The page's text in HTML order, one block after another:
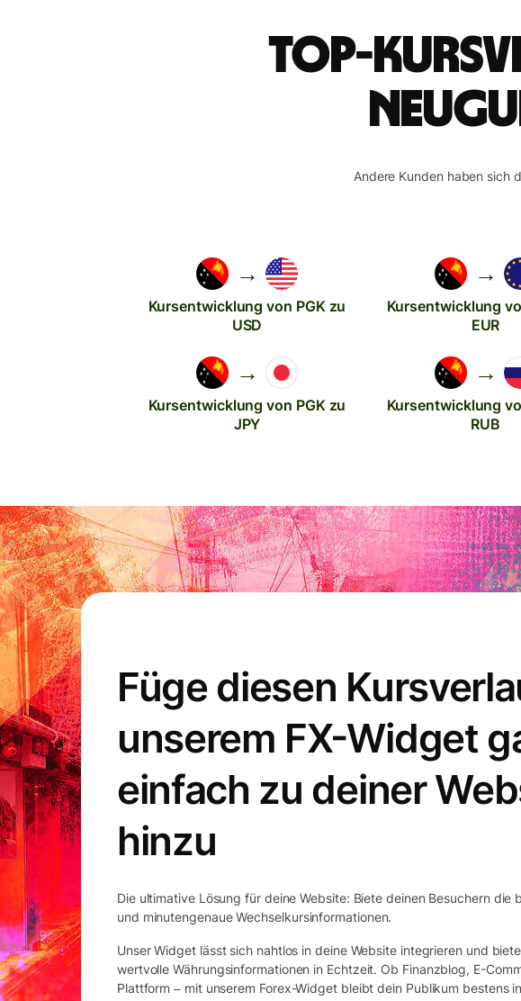
Top-
Andere Kunden haben sich
→
Kursentwicklung von PGK zu
USD
→
Kursentwicklung
EUR
→
Kursentwicklung von PGK zu
JPY
→
Kursentwicklung
RUB
Füge diesen
unserem FX-Widget
einfach zu deiner
hinzu
Die ultimative Lösung für deine Website: Biete deinen Besuchern die
und minutengenaue Wechselkursinformationen.
Unser Widget lässt sich nahtlos in deine Website integrieren und
wertvolle Währungsinformationen in Echtzeit. Ob Finanzblog, E-
Plattform ‒ mit unserem Forex-Widget bleibt dein Publikum bestens